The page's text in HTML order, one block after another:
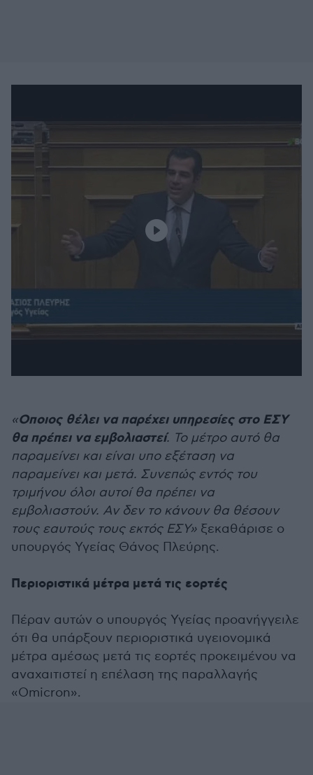
«Οποιος θέλει να παρέχει υπηρεσίες στο ΕΣΥ
θα πρέπει να εμβολιαστεί. Το μέτρο αυτό θα
παραμείνει και είναι υπο εξέταση να
παραμείνει και μετά. Συνεπώς εντός του
τριμήνου όλοι αυτοί θα πρέπει να
εμβολιαστούν. Αν δεν το κάνουν θα θέσουν
τους εαυτούς τους εκτός ΕΣΥ» ξεκαθάρισε ο
υπουργός Υγείας Θάνος Πλεύρης.
Περιοριστικά μέτρα μετά τις εορτές
Πέραν αυτών ο υπουργός Υγείας προανήγγειλε
ότι θα υπάρξουν περιοριστικά υγειονομικά
μέτρα αμέσως μετά τις εορτές προκειμένου να
αναχαιτιστεί η επέλαση της παραλλαγής
«Omicron».